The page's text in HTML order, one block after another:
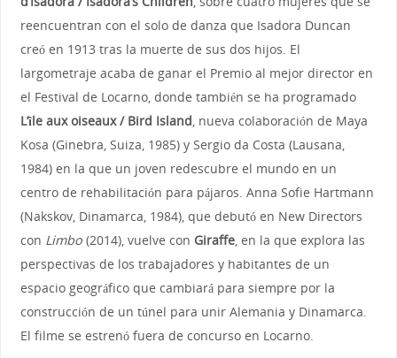
reencuentran con el solo de danza que Isadora Duncan
creó en 1913 tras la muerte de sus dos hijos. El
largometraje acaba de ganar el Premio al mejor director en
el Festival de Locarno, donde también se ha programado
L’île aux oiseaux / Bird Island, nueva colaboración de Maya
Kosa (Ginebra, Suiza, 1985) y Sergio da Costa (Lausana,
1984) en la que un joven redescubre el mundo en un
centro de rehabilitación para pájaros. Anna Sofie Hartmann
(Nakskov, Dinamarca, 1984), que debutó en New Directors
con Limbo(2014), vuelve con Giraffe, en la que explora las
perspectivas de los trabajadores y habitantes de un
espacio geográfico que cambiará para siempre por la
construcción de un túnel para unir Alemania y Dinamarca.
El filme se estrenó fuera de concurso en Locarno.